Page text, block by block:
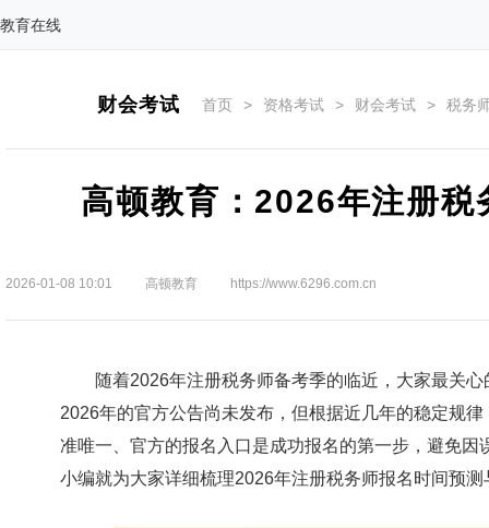
教育在线
财会考试 首页 > 资格考试 > 财会考试 > 税务
高顿教育：2026年注册
2026-01-08 10:01 高顿教育 https://www.6296.com.cn
随着2026年注册税务师备考季的临近，大家最关心
2026年的官方公告尚未发布，但根据近几年的稳定规
准唯一、官方的报名入口是成功报名的第一步，避免
小编就为大家详细梳理2026年注册税务师报名时间预